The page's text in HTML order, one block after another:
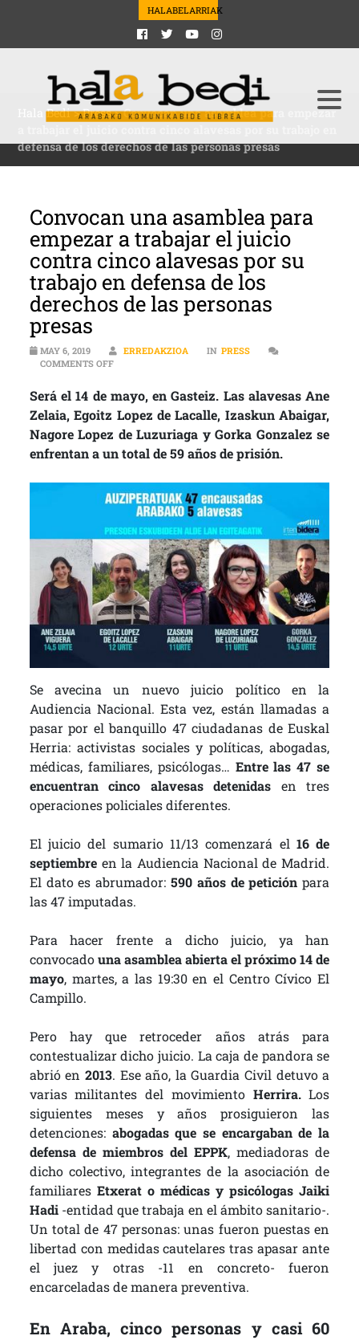
HALABELARRIAK
Hala Bedi>Press>Convocan una asamblea para empezar
defensa de los derechos de las personas presas
Convocan una asamblea para
empezar a trabajar el juicio
contra cinco alavesas por su
trabajo en defensa de los
derechos de las personas
presas
MAY 6, 2019 ERREDAKZIOA IN PRESS
COMMENTS OFFON CONVOCAN UNA ASAMBLEA PARA EMPEZAR A
Será el 14 de mayo, en Gasteiz. Las alavesas Ane
Zelaia, Egoitz Lopez de Lacalle, Izaskun Abaigar,
Nagore Lopez de Luzuriaga y Gorka Gonzalez se
enfrentan a un total de 59 años de prisión.
Se avecina un nuevo juicio político en la
Audiencia Nacional. Esta vez, están llamadas a
pasar por el banquillo 47 ciudadanas de Euskal
Herria: activistas sociales y políticas, abogadas,
médicas, familiares, psicólogas… Entre las 47 se
encuentran cinco alavesas detenidas en tres
operaciones policiales diferentes.
El juicio del sumario 11/13 comenzará el 16 de
septiembreen la Audiencia Nacional de Madrid.
El dato es abrumador: 590 años de petición para
las 47 imputadas.
Para hacer frente a dicho juicio, ya han
convocadouna asamblea abierta el próximo 14 de
mayo, martes, a las 19:30 en el Centro Cívico El
Campillo.
Pero hay que retroceder años atrás para
contestualizar dicho juicio. La caja de pandora se
abrió en 2013. Ese año, la Guardia Civil detuvo a
varias militantes del movimiento Herrira.Los
siguientes meses y años prosiguieron las
detenciones:abogadas que se encargaban de la
defensa de miembros del EPPK, mediadoras de
dicho colectivo, integrantes de la asociación de
familiares Etxerat o médicas y psicólogas Jaiki
Hadi-entidad que trabaja en el ámbito sanitario-.
Un total de 47 personas: unas fueron puestas en
libertad con medidas cautelares tras apasar ante
el juez y otras -11 en concreto- fueron
encarceladas de manera preventiva.
En Araba, cinco personas y casi 60